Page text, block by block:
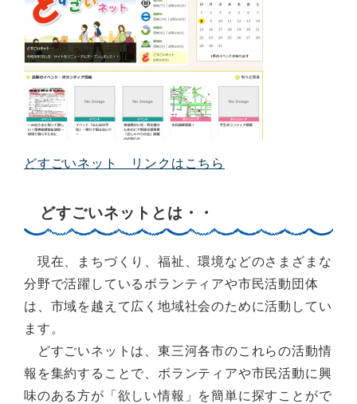
どすごいネット リンクはこちら
どすごいネットとは・・
現在、まちづくり、福祉、環境などのさまざまな
分野で活躍しているボランティアや市民活動団体
は、市域を越えて広く地域社会のために活動してい
ます。
どすごいネットは、東三河各市のこれらの活動情
報を集約することで、ボランティアや市民活動に興
味のある方が「欲しい情報」を簡単に探すことがで